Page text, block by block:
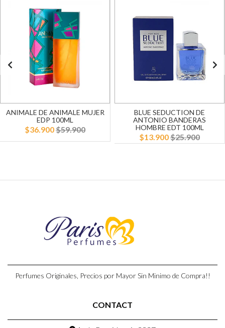
ANIMALE DE ANIMALE MUJER
EDP 100ML
$36.900$59.900
BLUE SEDUCTION DE
ANTONIO BANDERAS
HOMBRE EDT 100ML
$13.900$25.900
Perfumes Originales, Precios por Mayor Sin Minimo de Compra!!
CONTACT